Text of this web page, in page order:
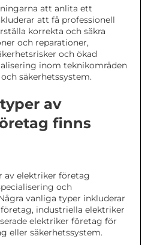
att anlita ett
att få professionell
korrekta och säkra
och reparationer,
och ökad
inom teknikområden
säkerhetssystem.
av
finns
av elektriker företag
och
vanliga typer inkluderar
industriella elektriker
elektriker företag för
eller säkerhetssystem.